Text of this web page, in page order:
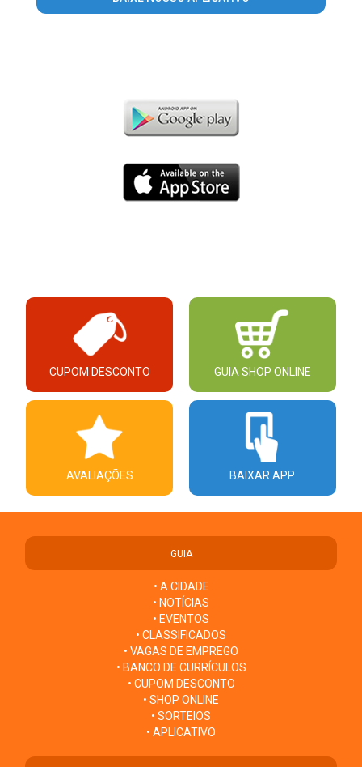
CUPOM DESCONTO GUIA SHOP ONLINE
AVALIAÇÕES BAIXAR APP
GUIA
• A CIDADE
• NOTÍCIAS
• EVENTOS
• CLASSIFICADOS
• VAGAS DE EMPREGO
• BANCO DE CURRÍCULOS
• CUPOM DESCONTO
• SHOP ONLINE
• SORTEIOS
• APLICATIVO